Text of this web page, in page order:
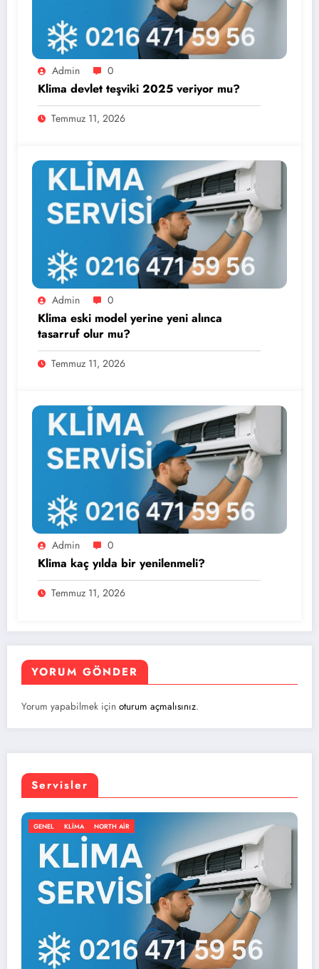
Admin 0
Klima devlet teşviki 2025 veriyor mu?
Temmuz 11, 2026
Admin 0
Klima eski model yerine yeni alınca
tasarruf olur mu?
Temmuz 11, 2026
Admin 0
Klima kaç yılda bir yenilenmeli?
Temmuz 11, 2026
YORUM GÖNDER
Yorum yapabilmek için oturum açmalısınız.
Servisler
KLIMA